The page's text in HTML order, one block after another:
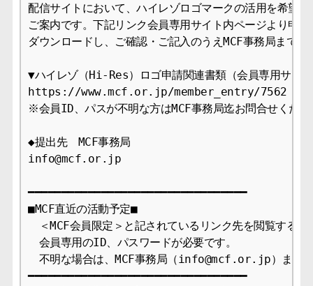
配信サイトにおいて、ハイレゾロゴマークの活用を希望
ご案内です。下記リンク会員専用サイト内ページより申
ダウンロードし、ご確認・ご記入のうえMCF事務局までご
▼ハイレゾ（Hi-Res）ロゴ申請関連書類（会員専用サイ
https://www.mcf.or.jp/member_entry/7562
※会員ID、パスが不明な方はMCF事務局迄お問合せくださ
◆提出先　MCF事務局
info@mcf.or.jp
━━━━━━━━━━━━━━━━━━━━━━━━━━━━━━━━━
■MCF直近の活動予定■
＜MCF会員限定＞と記されているリンク先を閲覧するに
会員専用のID、パスワードが必要です。
不明な場合は、MCF事務局（info@mcf.or.jp）までお
━━━━━━━━━━━━━━━━━━━━━━━━━━━━━━━━━